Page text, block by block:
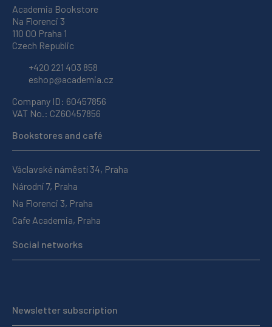
Academia Bookstore
Na Florenci 3
110 00 Praha 1
Czech Republic
+420 221 403 858
eshop@academia.cz
Company ID: 60457856
VAT No.: CZ60457856
Bookstores and café
Václavské náměstí 34, Praha
Národní 7, Praha
Na Florenci 3, Praha
Cafe Academia, Praha
Social networks
Newsletter subscription